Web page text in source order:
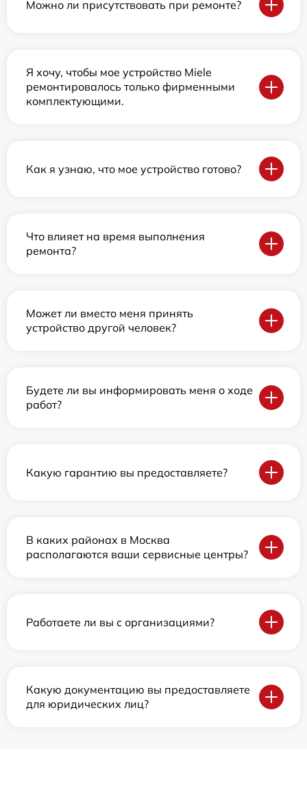
Можно ли присутствовать при ремонте?
Я хочу, чтобы мое устройство Miele
ремонтировалось только фирменными
комплектующими.
Как я узнаю, что мое устройство готово?
Что влияет на время выполнения
ремонта?
Может ли вместо меня принять
устройство другой человек?
Будете ли вы информировать меня о ходе
работ?
Какую гарантию вы предоставляете?
В каких районах в Москва
располагаются ваши сервисные центры?
Работаете ли вы с организациями?
Какую документацию вы предоставляете
для юридических лиц?